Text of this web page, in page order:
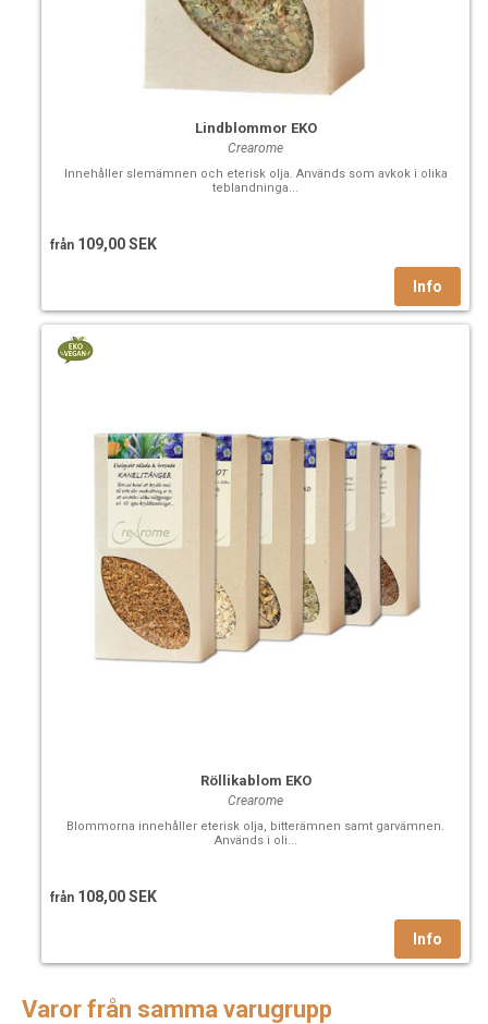
Lindblommor EKO
Crearome
Innehåller slemämnen och eterisk olja. Används som avkok i olika
teblandninga...
från 109,00 SEK
Röllikablom EKO
Crearome
Blommorna innehåller eterisk olja, bitterämnen samt garvämnen.
Används i oli...
från 108,00 SEK
Varor från samma varugrupp